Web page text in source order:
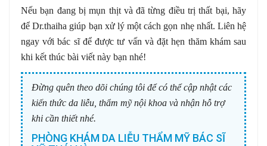
Nếu bạn đang bị mụn thịt và đã từng điều trị thất bại, hãy
để Dr.thaiha giúp bạn xử lý một cách gọn nhẹ nhất. Liên hệ
ngay với bác sĩ để được tư vấn và đặt hẹn thăm khám sau
khi kết thúc bài viết này bạn nhé!
Đừng quên theo dõi chúng tôi để có thể cập nhật các
kiến thức da liễu, thẩm mỹ nội khoa và nhận hỗ trợ
khi cần thiết nhé.
PHÒNG KHÁM DA LIỄU THẨM MỸ BÁC SĨ